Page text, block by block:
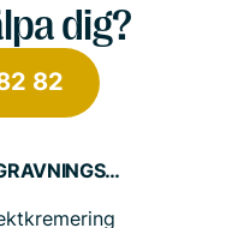
dig?
82
BEGRAVNINGSTJÄNSTER